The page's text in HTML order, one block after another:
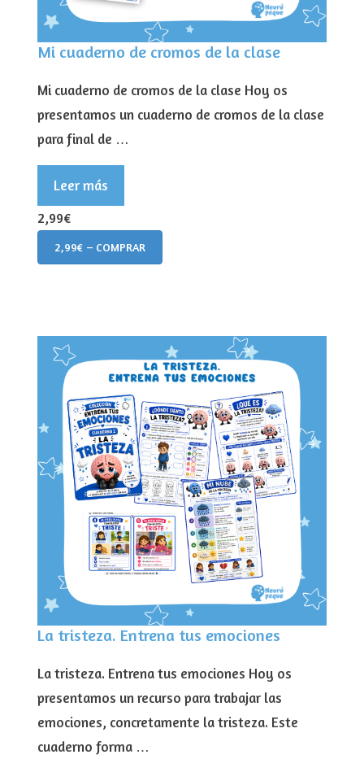
Mi cuaderno de cromos de la clase
Mi cuaderno de cromos de la clase Hoy os
presentamos un cuaderno de cromos de la clase
para final de …
Leer más
2,99€
2,99€ – COMPRAR
La tristeza. Entrena tus emociones
La tristeza. Entrena tus emociones Hoy os
presentamos un recurso para trabajar las
emociones, concretamente la tristeza. Este
cuaderno forma …